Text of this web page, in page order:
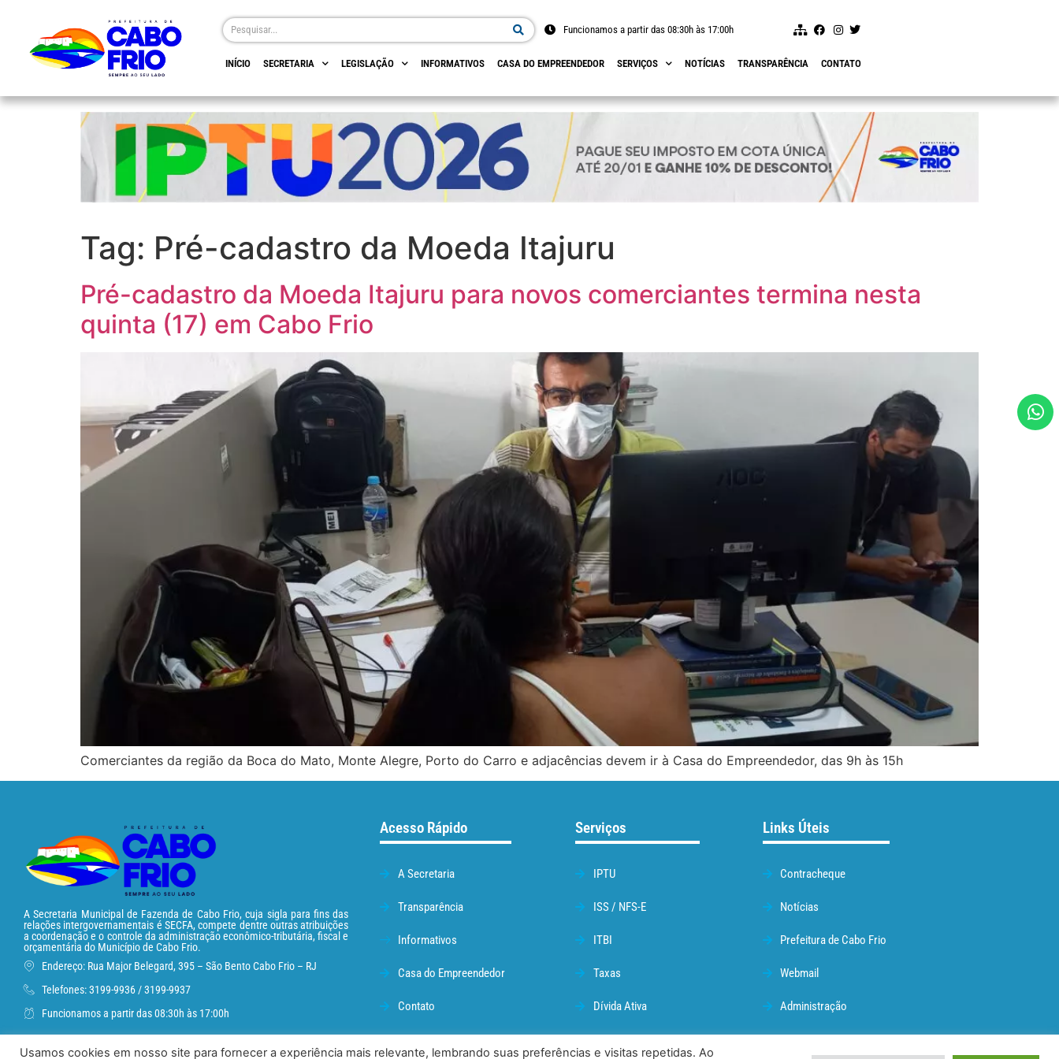
Funcionamos a partir das 08:30h às 17:00h
INÍCIO SECRETARIA LEGISLAÇÃO INFORMATIVOS CASA DO EMPREENDEDOR SERVIÇOS NOTÍCIAS TRANSPARÊNCIA CONTATO
Tag: Pré-cadastro da Moeda Itajuru
Pré-cadastro da Moeda Itajuru para novos comerciantes termina nesta
quinta (17) em Cabo Frio
Comerciantes da região da Boca do Mato, Monte Alegre, Porto do Carro e adjacências devem ir à Casa do Empreendedor, das 9h às 15h
A Secretaria Municipal de Fazenda de Cabo Frio, cuja sigla para fins das
relações intergovernamentais é SECFA, compete dentre outras atribuições
a coordenação e o controle da administração econômico-tributária, fiscal e
orçamentária do Município de Cabo Frio.
Endereço: Rua Major Belegard, 395 – São Bento Cabo Frio – RJ
Telefones: 3199-9936 / 3199-9937
Funcionamos a partir das 08:30h às 17:00h
Acesso Rápido
A Secretaria
Transparência
Informativos
Casa do Empreendedor
Contato
Serviços
IPTU
ISS / NFS-E
ITBI
Taxas
Dívida Ativa
Links Úteis
Contracheque
Notícias
Prefeitura de Cabo Frio
Webmail
Administração
Usamos cookies em nosso site para fornecer a experiência mais relevante, lembrando suas preferências e visitas repetidas. Ao